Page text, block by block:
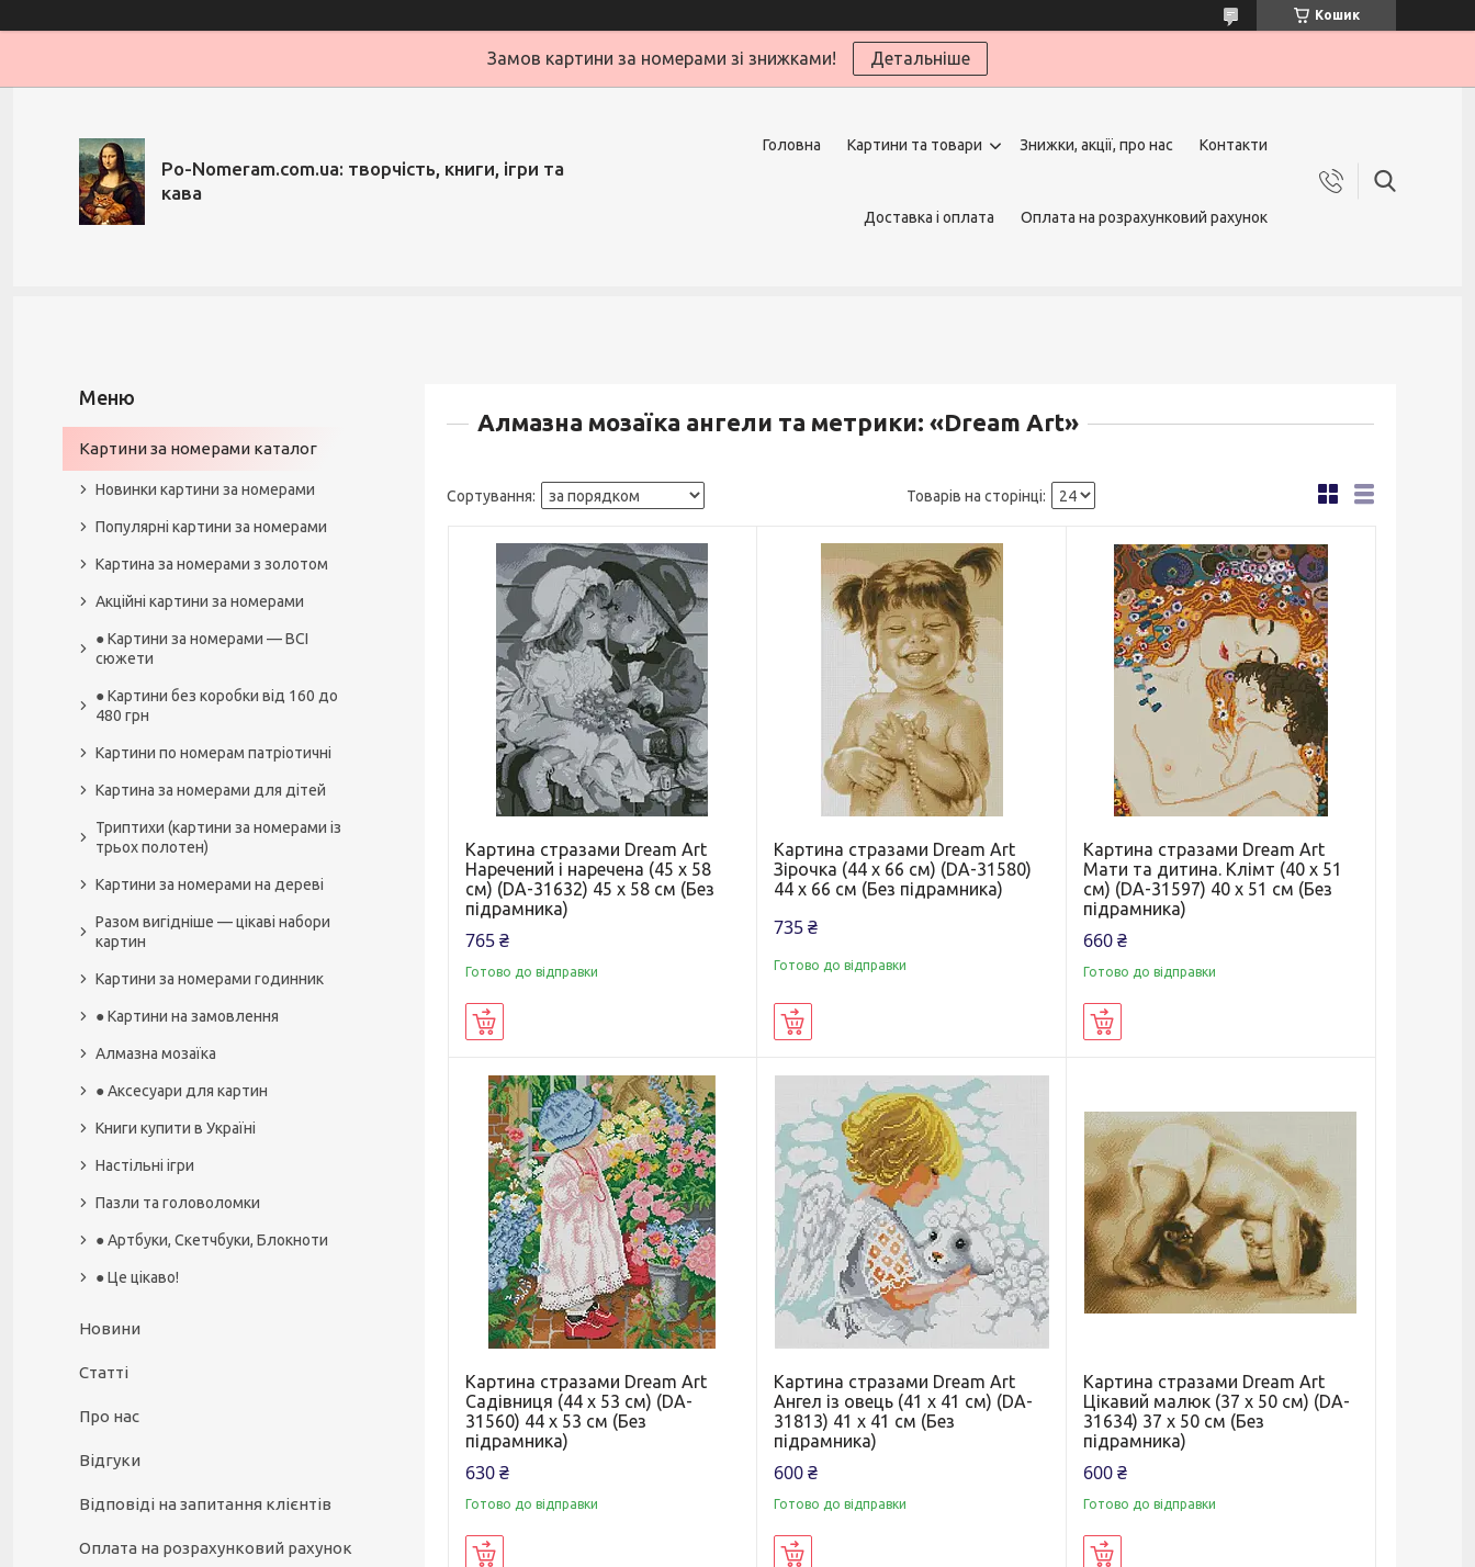
Кошик
Замов картини за номерами зі знижками! Детальніше
Po-Nomeram.com.ua: творчість, книги, ігри та
кава
Головна Картини та товари Знижки, акції, про нас Контакти
Доставка і оплата Оплата на розрахунковий рахунок
Алмазна мозаїка ангели та метрики: «Dream Art»
Картина стразами Dream Art
Наречений і наречена (45 х 58
см) (DA-31632) 45 х 58 см (Без
підрамника)
765 ₴
Готово до відправки
Картина стразами Dream Art
Зірочка (44 х 66 см) (DA-31580)
44 х 66 см (Без підрамника)
735 ₴
Готово до відправки
Картина стразами Dream Art
Мати та дитина. Клімт (40 х 51
см) (DA-31597) 40 х 51 см (Без
підрамника)
660 ₴
Готово до відправки
Картина стразами Dream Art
Садівниця (44 х 53 см) (DA-
31560) 44 х 53 см (Без
підрамника)
630 ₴
Готово до відправки
Картина стразами Dream Art
Ангел із овець (41 х 41 см) (DA-
31813) 41 х 41 см (Без
підрамника)
600 ₴
Готово до відправки
Картина стразами Dream Art
Цікавий малюк (37 х 50 см) (DA-
31634) 37 х 50 см (Без
підрамника)
600 ₴
Готово до відправки
Картини за номерами каталог
Новинки картини за номерами
Популярні картини за номерами
Картина за номерами з золотом
Акційні картини за номерами
● Картини за номерами — ВСІ
сюжети
● Картини без коробки від 160 до
480 грн
Картини по номерам патріотичні
Картина за номерами для дітей
Триптихи (картини за номерами із
трьох полотен)
Картини за номерами на дереві
Разом вигідніше — цікаві набори
картин
Картини за номерами годинник
● Картини на замовлення
Алмазна мозаїка
● Аксесуари для картин
Книги купити в Україні
Настільні ігри
Пазли та головоломки
● Артбуки, Скетчбуки, Блокноти
● Це цікаво!
Новини
Статті
Про нас
Відгуки
Відповіді на запитання клієнтів
Оплата на розрахунковий рахунок